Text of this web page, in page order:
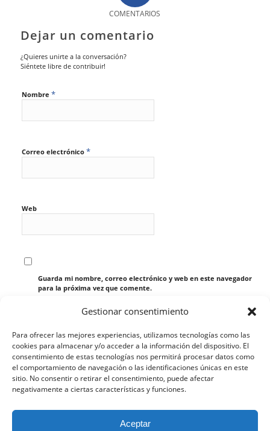
Gestionar consentimiento
Para ofrecer las mejores experiencias, utilizamos tecnologías como las
cookies para almacenar y/o acceder a la información del dispositivo. El
consentimiento de estas tecnologías nos permitirá procesar datos como
el comportamiento de navegación o las identificaciones únicas en este
sitio. No consentir o retirar el consentimiento, puede afectar
negativamente a ciertas características y funciones.
Aceptar
COMENTARIOS
Dejar un comentario
¿Quieres unirte a la conversación?
Siéntete libre de contribuir!
Nombre *
Correo electrónico *
Web
Guarda mi nombre, correo electrónico y web en este navegador
para la próxima vez que comente.
su navegación y ofrecerle un servicio más personalizado.